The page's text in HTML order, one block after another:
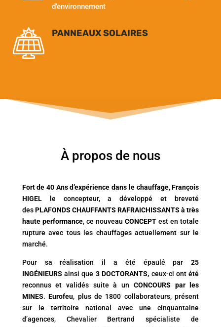
d’environnement
PANNEAUX SOLAIRES
À propos de nous
Fort de 40 Ans d’expérience dans le chauffage, François
HIGELle concepteur, a développé et breveté
desPLAFONDS CHAUFFANTS RAFRAICHISSANTS à très
haute performance, ce nouveauCONCEPT est en totale
rupture avec tous les chauffages actuellement sur le
marché.
Pour sa réalisation il a été épaulé par25
INGÉNIEURS ainsi que 3 DOCTORANTS, ceux-ci ont été
reconnus et validés suite à un CONCOURS par les
MINES.Eurofeu, plus de 1800 collaborateurs, présent
sur le territoire national avec une cinquantaine
d’agences, Chevalier Bertrand spécialiste de